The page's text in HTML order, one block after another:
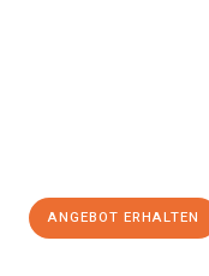
ANGEBOT ERHALTEN